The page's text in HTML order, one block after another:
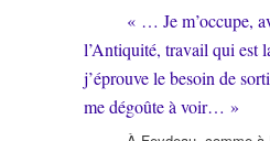
« … Je m’occupe,
l’Antiquité, travail qui est
j’éprouve le besoin de
me dégoûte à voir… »